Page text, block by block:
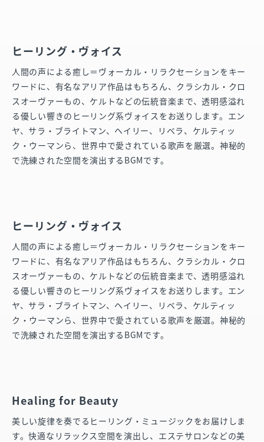
ヒーリング・ヴォイス
人間の声による癒し＝ヴォーカル・リラクセーションをキー
ワードに、有名なアリア作品はもちろん、クラシカル・クロ
スオーヴァーもの、ケルトなどの伝統音楽まで、透明感溢れ
る優しい響きのヒーリング系ヴォイスをお送りします。エン
ヤ、サラ・ブライトマン、ヘイリー、リベラ、ケルティッ
ク・ウーマンら、世界中で愛されている歌声を厳選。神秘的
で洗練された空間を演出するBGMです。
ヒーリング・ヴォイス
人間の声による癒し＝ヴォーカル・リラクセーションをキー
ワードに、有名なアリア作品はもちろん、クラシカル・クロ
スオーヴァーもの、ケルトなどの伝統音楽まで、透明感溢れ
る優しい響きのヒーリング系ヴォイスをお送りします。エン
ヤ、サラ・ブライトマン、ヘイリー、リベラ、ケルティッ
ク・ウーマンら、世界中で愛されている歌声を厳選。神秘的
で洗練された空間を演出するBGMです。
Healing for Beauty
美しい旋律を奏でるヒーリング・ミュージックをお届けしま
す。快適なリラックス空間を演出し、エステサロンなどの美